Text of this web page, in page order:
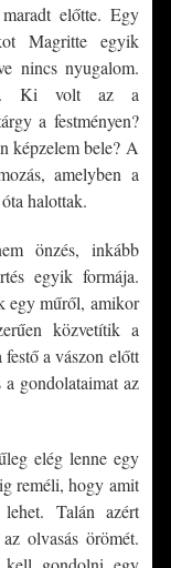
előtte. Egy
Magritte egyik
nincs nyugalom.
Ki volt az a
a festményen?
képzelem bele? A
amelyben a
halottak.
önzés, inkább
egyik formája.
egy műről, amikor
közvetítik a
a vászon előtt
gondolataimat az
elég lenne egy
reméli, hogy amit
Talán azért
olvasás örömét.